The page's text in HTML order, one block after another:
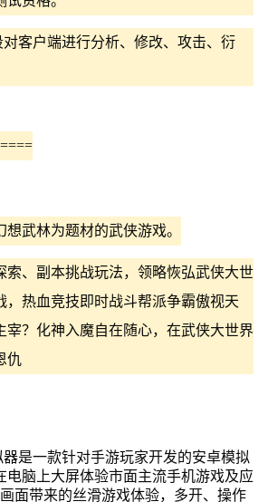
客户端进行分析、修改、攻击、衍
想武林为题材的武侠游戏。
索、副本挑战玩法，领略恢弘武侠大世
，热血竞技即时战斗帮派争霸傲视天
宰？化神入魔自在随心，在武侠大世界
仇
器是一款针对手游玩家开发的安卓模拟
电脑上大屏体验市面主流手机游戏及应
面带来的丝滑游戏体验，多开、操作